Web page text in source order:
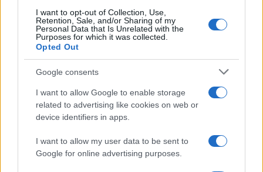
I want to opt-out of Collection, Use,
Retention, Sale, and/or Sharing of my
Personal Data that Is Unrelated with the
Purposes for which it was collected.
Opted Out
Google consents
I want to allow Google to enable storage
related to advertising like cookies on web or
device identifiers in apps.
I want to allow my user data to be sent to
Google for online advertising purposes.
5 καλοκαιρινά φρούτα πλούσια σε φυτικές ίνες
για καλύτερη πέψη και μεγαλύτερο κορεσμό
07.08.2026